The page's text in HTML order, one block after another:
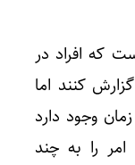
که افراد در
کنند اما
وجود دارد
را به چند